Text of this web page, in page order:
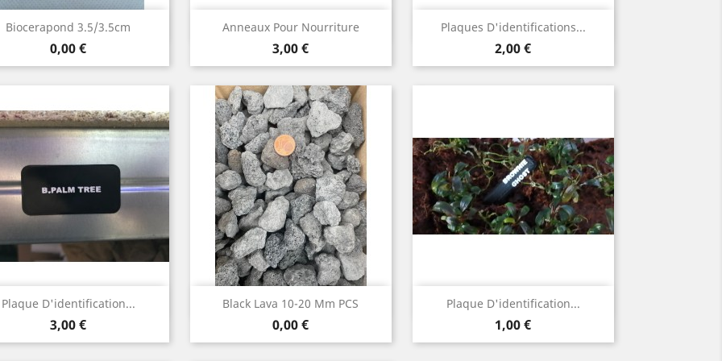
Biocerapond 3.5/3.5cm
Prix
0,00 €
Aperçu rapide Anneaux Pour Nourriture
Prix
3,00 €
Aperçu rapide Plaques D'identifications...
Prix
2,00 €
Aperçu rapide
Plaque D'identification...
Prix
3,00 €
Aperçu rapide Black Lava 10-20 Mm PCS
Prix
0,00 €
Aperçu rapide Plaque D'identification...
Prix
1,00 €
Aperçu rapide